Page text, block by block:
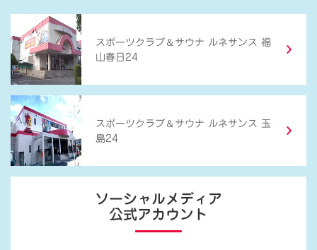
スポーツクラブ ＆ サウナ ルネサンス 福
山春日24
スポーツクラブ ＆ サウナ ルネサンス 玉
島24
ソーシャルメディア
公式アカウント